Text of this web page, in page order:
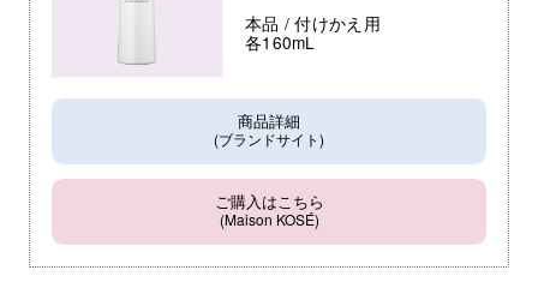
本品 / 付けかえ用
各160mL
商品詳細
(ブランドサイト)
ご購入はこちら
(Maison KOSÉ)